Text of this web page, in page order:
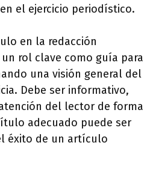
el ejercicio periodístico.
en la redacción
rol clave como guía para
una visión general del
Debe ser informativo,
del lector de forma
adecuado puede ser
éxito de un artículo